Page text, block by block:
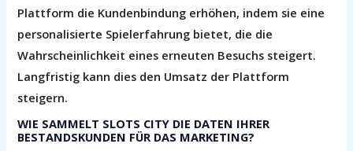
Plattform die Kundenbindung erhöhen, indem sie eine
personalisierte Spielerfahrung bietet, die die
Wahrscheinlichkeit eines erneuten Besuchs steigert.
Langfristig kann dies den Umsatz der Plattform
steigern.
WIE SAMMELT SLOTS CITY DIE DATEN IHRER
BESTANDSKUNDEN FÜR DAS MARKETING?